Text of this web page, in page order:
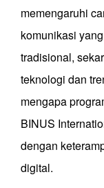
memengaruhi
komunikasi
tradisional,
teknologi dan
mengapa
BINUS
dengan
digital.